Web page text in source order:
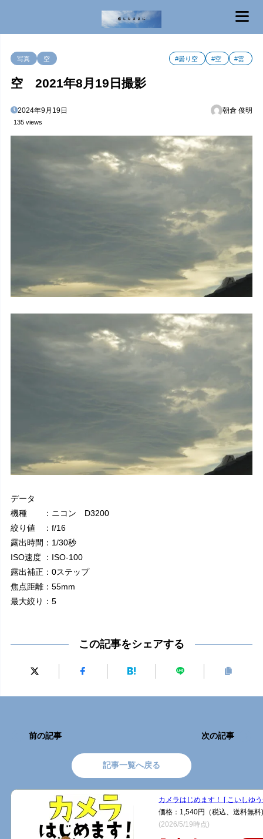
写真 空 #曇り空 #空 #雲
空 2021年8月19日撮影
2024年9月19日 朝倉 俊明
135 views
データ
機種 ：ニコン D3200
絞り値 ：f/16
露出時間：1/30秒
ISO速度 ：ISO-100
露出補正：0ステップ
焦点距離：55mm
最大絞り：5
この記事をシェアする
前の記事
記事一覧へ戻る
次の記事
カメラはじめます！ [ こいしゆ
価格：1,540円（税込、送料無料)
(2026/5/19時点)